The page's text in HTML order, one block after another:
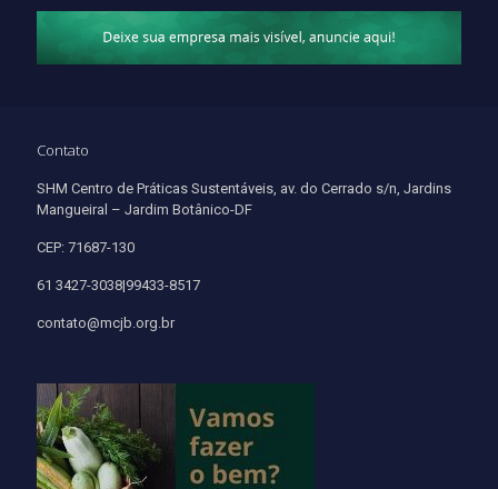
Contato
SHM Centro de Práticas Sustentáveis, av. do Cerrado s/n, Jardins
Mangueiral – Jardim Botânico-DF
CEP: 71687-130
61 3427-3038|99433-8517
contato@mcjb.org.br